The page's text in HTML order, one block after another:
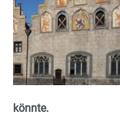
könnte.